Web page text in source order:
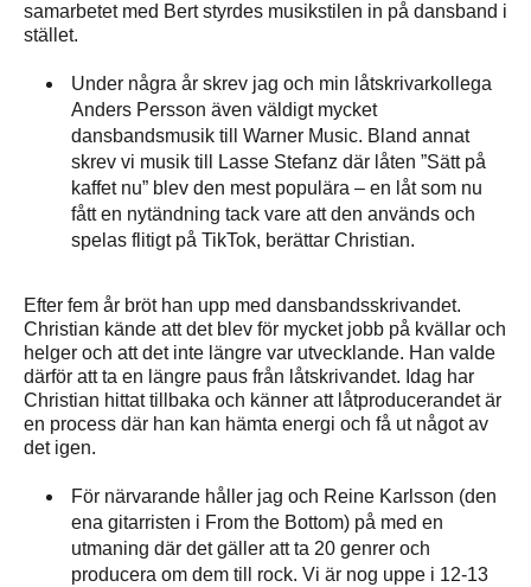
samarbetet med Bert styrdes musikstilen in på dansband i
stället.
Under några år skrev jag och min låtskrivarkollega
Anders Persson även väldigt mycket
dansbandsmusik till Warner Music. Bland annat
skrev vi musik till Lasse Stefanz där låten ”Sätt på
kaffet nu” blev den mest populära – en låt som nu
fått en nytändning tack vare att den används och
spelas flitigt på TikTok, berättar Christian.
Efter fem år bröt han upp med dansbandsskrivandet.
Christian kände att det blev för mycket jobb på kvällar och
helger och att det inte längre var utvecklande. Han valde
därför att ta en längre paus från låtskrivandet. Idag har
Christian hittat tillbaka och känner att låtproducerandet är
en process där han kan hämta energi och få ut något av
det igen.
För närvarande håller jag och Reine Karlsson (den
ena gitarristen i From the Bottom) på med en
utmaning där det gäller att ta 20 genrer och
producera om dem till rock. Vi är nog uppe i 12-13